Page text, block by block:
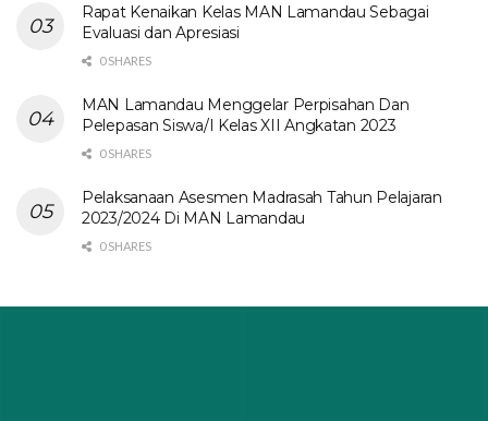
Rapat Kenaikan Kelas MAN Lamandau Sebagai
Evaluasi dan Apresiasi
0 SHARES
MAN Lamandau Menggelar Perpisahan Dan
Pelepasan Siswa/I Kelas XII Angkatan 2023
0 SHARES
Pelaksanaan Asesmen Madrasah Tahun Pelajaran
2023/2024 Di MAN Lamandau
0 SHARES